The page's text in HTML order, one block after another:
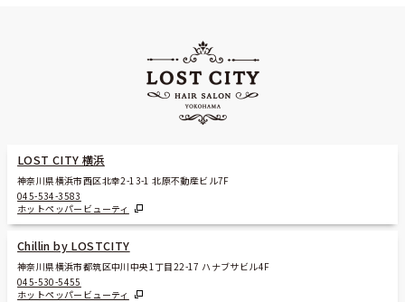
LOST CITY 横浜
神奈川県横浜市西区北幸2-13-1 北原不動産ビル7F
045-534-3583
ホットペッパービューティ
Chillin by LOSTCITY
神奈川県横浜市都筑区中川中央1丁目22-17 ハナブサビル4F
045-530-5455
ホットペッパービューティ